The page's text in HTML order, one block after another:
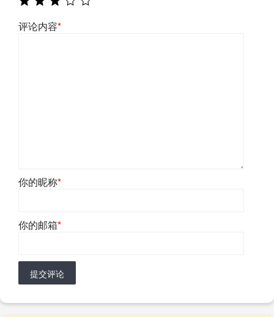
评论内容*
你的昵称*
你的邮箱*
提交评论